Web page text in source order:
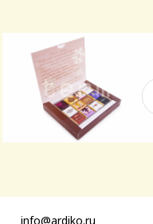
info@ardiko.ru